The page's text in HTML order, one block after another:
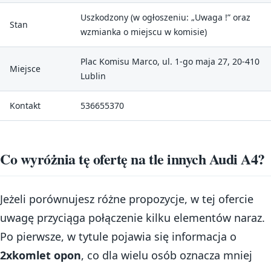
Stan
Uszkodzony (w ogłoszeniu: „Uwaga !” oraz
wzmianka o miejscu w komisie)
Miejsce
Plac Komisu Marco, ul. 1-go maja 27, 20-410
Lublin
Kontakt 536655370
Co wyróżnia tę ofertę na tle innych Audi A4?
Jeżeli porównujesz różne propozycje, w tej ofercie
uwagę przyciąga połączenie kilku elementów naraz.
Po pierwsze, w tytule pojawia się informacja o
2xkomlet opon, co dla wielu osób oznacza mniej